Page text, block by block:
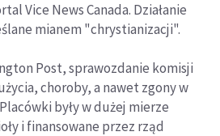
Vice News Canada. Działanie
mianem "chrystianizacji".
Post, sprawozdanie komisji
choroby, a nawet zgony w
były w dużej mierze
i finansowane przez rząd